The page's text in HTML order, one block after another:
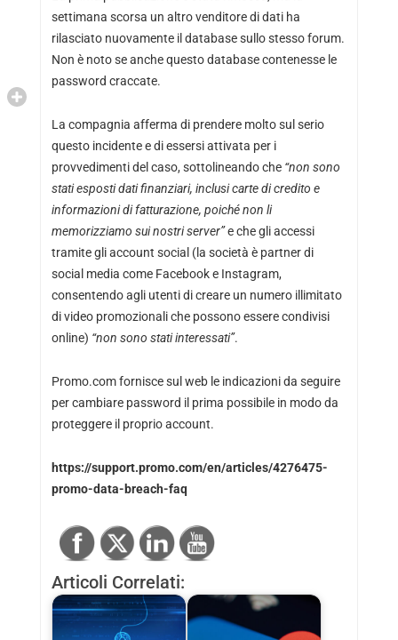
settimana scorsa un altro venditore di dati ha
rilasciato nuovamente il database sullo stesso forum.
Non è noto se anche questo database contenesse le
password craccate.
La compagnia afferma di prendere molto sul serio
questo incidente e di essersi attivata per i
provvedimenti del caso, sottolineando che “non sono
stati esposti dati finanziari, inclusi carte di credito e
informazioni di fatturazione, poiché non li
memorizziamo sui nostri server”e che gli accessi
tramite gli account social (la società è partner di
social media come Facebook e Instagram,
consentendo agli utenti di creare un numero illimitato
di video promozionali che possono essere condivisi
online) “non sono stati interessati”.
Promo.com fornisce sul web le indicazioni da seguire
per cambiare password il prima possibile in modo da
proteggere il proprio account.
https://support.promo.com/en/articles/4276475-
promo-data-breach-faq
Articoli Correlati: